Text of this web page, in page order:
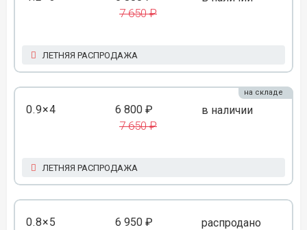
7 650 ₽
ЛЕТНЯЯ РАСПРОДАЖА
0.9×4 6 800 ₽
7 650 ₽
в наличии
на складе
ЛЕТНЯЯ РАСПРОДАЖА
0.8×5 6 950 ₽ распродано